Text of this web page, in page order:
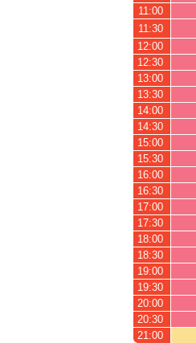
11:00
11:30
12:00
12:30
13:00
13:30
14:00
14:30
15:00
15:30
16:00
16:30
17:00
17:30
18:00
18:30
19:00
19:30
20:00
20:30
21:00